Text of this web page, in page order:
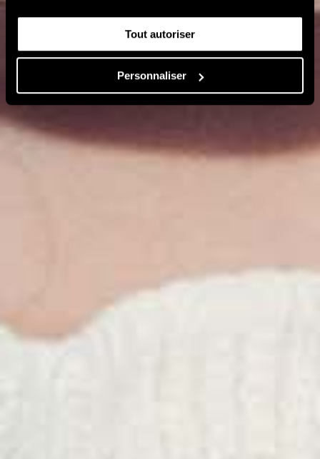
Tout autoriser
Personnaliser